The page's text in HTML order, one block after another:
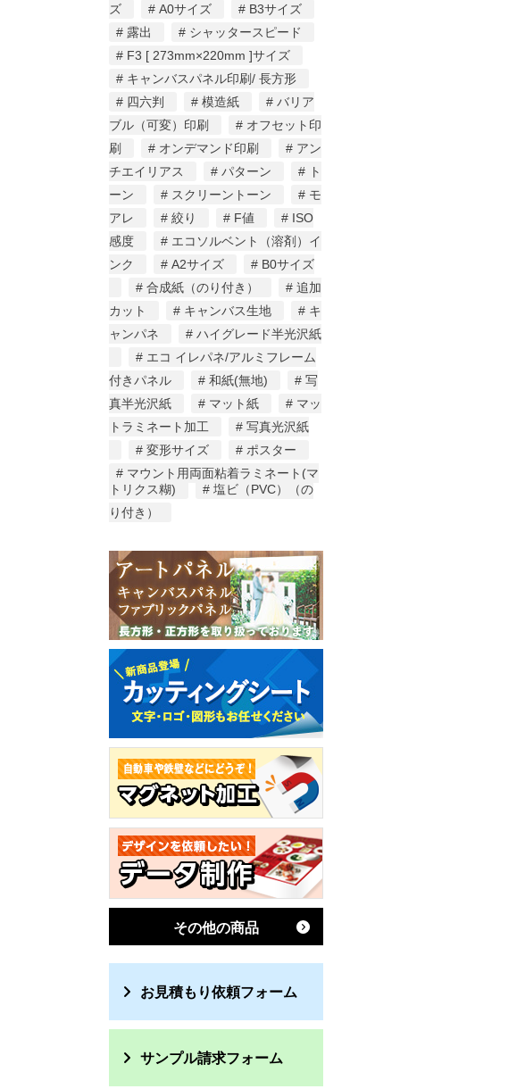
ズ
A0サイズ
B3サイズ
露出
シャッタースピード
F3 [ 273mm×220mm ]サイズ
キャンバスパネル印刷/ 長方形
四六判
模造紙
バリア
ブル（可変）印刷
オフセット印
刷
オンデマンド印刷
アン
チエイリアス
パターン
ト
ーン
スクリーントーン
モ
アレ
絞り F値
ISO
感度
エコソルベント（溶剤）イ
ンク
A2サイズ
B0サイズ
合成紙（のり付き）
追加
カット
キャンバス生地
キ
ャンパネ
ハイグレード半光沢紙
エコ イレパネ/アルミフレーム
付きパネル
和紙(無地)
写
真半光沢紙
マット紙
マッ
トラミネート加工
写真光沢紙
変形サイズ
ポスター
マウント用両面粘着ラミネート(マ
トリクス糊)
塩ビ（PVC）（の
り付き）
その他の商品
お見積もり依頼フォーム
サンプル請求フォーム